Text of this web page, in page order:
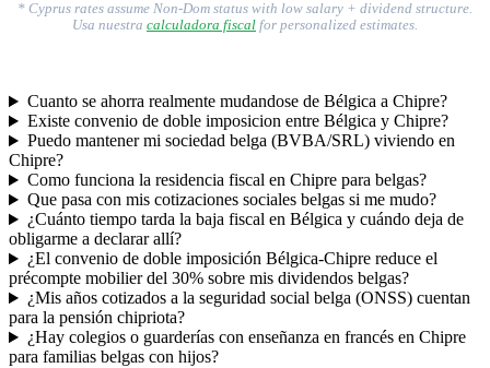
* Cyprus rates assume Non-Dom status with low salary + dividend structure.
Usa nuestra calculadora fiscal for personalized estimates.
Cuanto se ahorra realmente mudandose de Bélgica a Chipre?
Existe convenio de doble imposicion entre Bélgica y Chipre?
Puedo mantener mi sociedad belga (BVBA/SRL) viviendo en
Chipre?
Como funciona la residencia fiscal en Chipre para belgas?
Que pasa con mis cotizaciones sociales belgas si me mudo?
¿Cuánto tiempo tarda la baja fiscal en Bélgica y cuándo deja de
obligarme a declarar allí?
¿El convenio de doble imposición Bélgica-Chipre reduce el
précompte mobilier del 30% sobre mis dividendos belgas?
¿Mis años cotizados a la seguridad social belga (ONSS) cuentan
para la pensión chipriota?
¿Hay colegios o guarderías con enseñanza en francés en Chipre
para familias belgas con hijos?